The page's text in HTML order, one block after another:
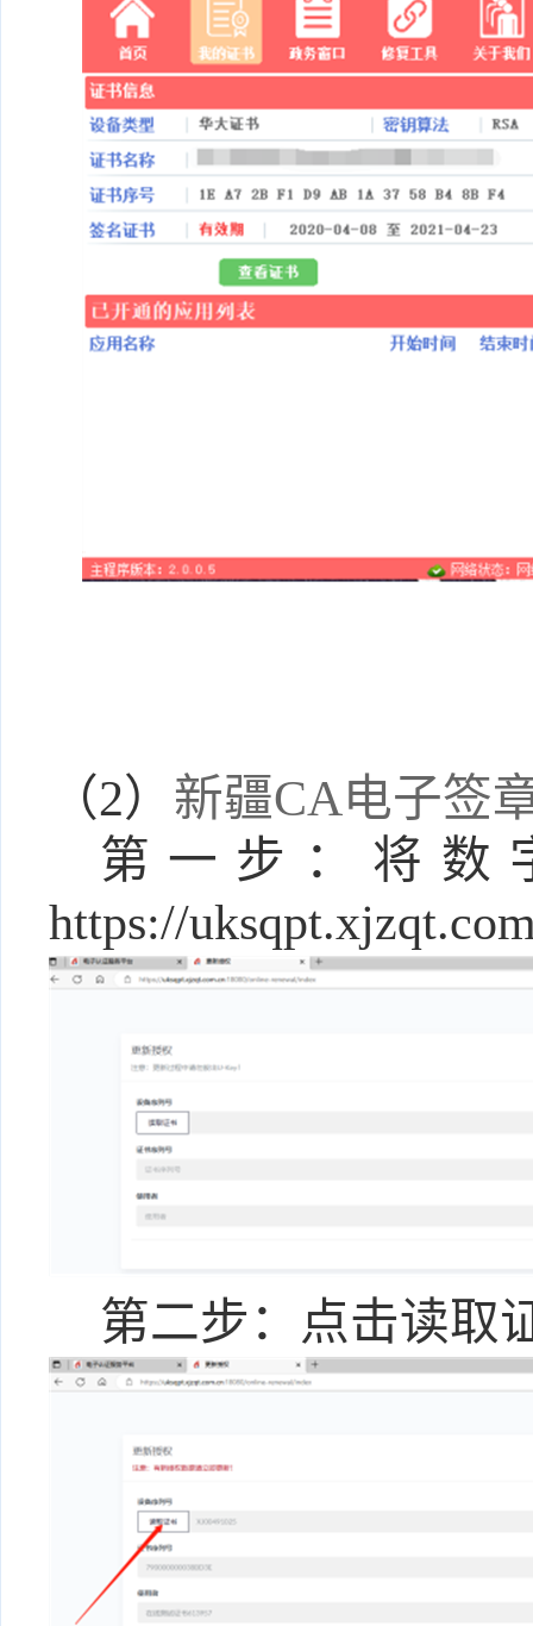
（2） 新疆CA电子签
第一步：将数
https://
第二步：点击读取